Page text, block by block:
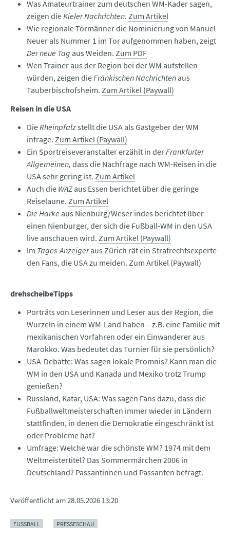
Was Amateurtrainer zum deutschen WM-Kader sagen,
zeigen dieKieler Nachrichten. Zum Artikel
Wie regionale Tormänner die Nominierung von Manuel
Neuer als Nummer 1 im Tor aufgenommen haben, zeigt
Der neue Tag aus Weiden. Zum PDF
Wen Trainer aus der Region bei der WM aufstellen
würden, zeigen dieFränkischen Nachrichten aus
Tauberbischofsheim. Zum Artikel (Paywall)
Reisen in die USA
DieRheinpfalzstellt die USA als Gastgeber der WM
infrage. Zum Artikel (Paywall)
Ein Sportreiseveranstalter erzählt in derFrankfurter
Allgemeinen, dass die Nachfrage nach WM-Reisen in die
USA sehr gering ist. Zum Artikel
Auch die WAZaus Essen berichtet über die geringe
Reiselaune. Zum Artikel
Die Harke aus Nienburg/Weser indes berichtet über
einen Nienburger, der sich die Fußball-WM in den USA
live anschauen wird. Zum Artikel (Paywall)
Im Tages-Anzeigeraus Zürich rät ein Strafrechtsexperte
den Fans, die USA zu meiden. Zum Artikel (Paywall)
drehscheibeTipps
Porträts von Leserinnen und Leser aus der Region, die
Wurzeln in einem WM-Land haben – z.B. eine Familie mit
mexikanischen Vorfahren oder ein Einwanderer aus
Marokko. Was bedeutet das Turnier für sie persönlich?
USA-Debatte: Was sagen lokale Promnis? Kann man die
WM in den USA und Kanada und Mexiko trotz Trump
genießen?
Russland, Katar, USA: Was sagen Fans dazu, dass die
Fußballweltmeisterschaften immer wieder in Ländern
stattfinden, in denen die Demokratie eingeschränkt ist
oder Probleme hat?
Umfrage: Welche war die schönste WM? 1974 mit dem
Weltmeistertitel? Das Sommermärchen 2006 in
Deutschland? Passantinnen und Passanten befragt.
Veröffentlicht am28.05.2026 13:20
FUSSBALL PRESSESCHAU